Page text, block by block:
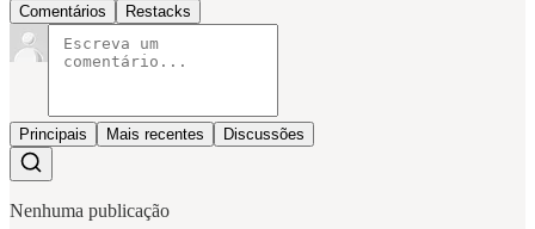
Comentários Restacks
Principais Mais recentes Discussões
Nenhuma publicação